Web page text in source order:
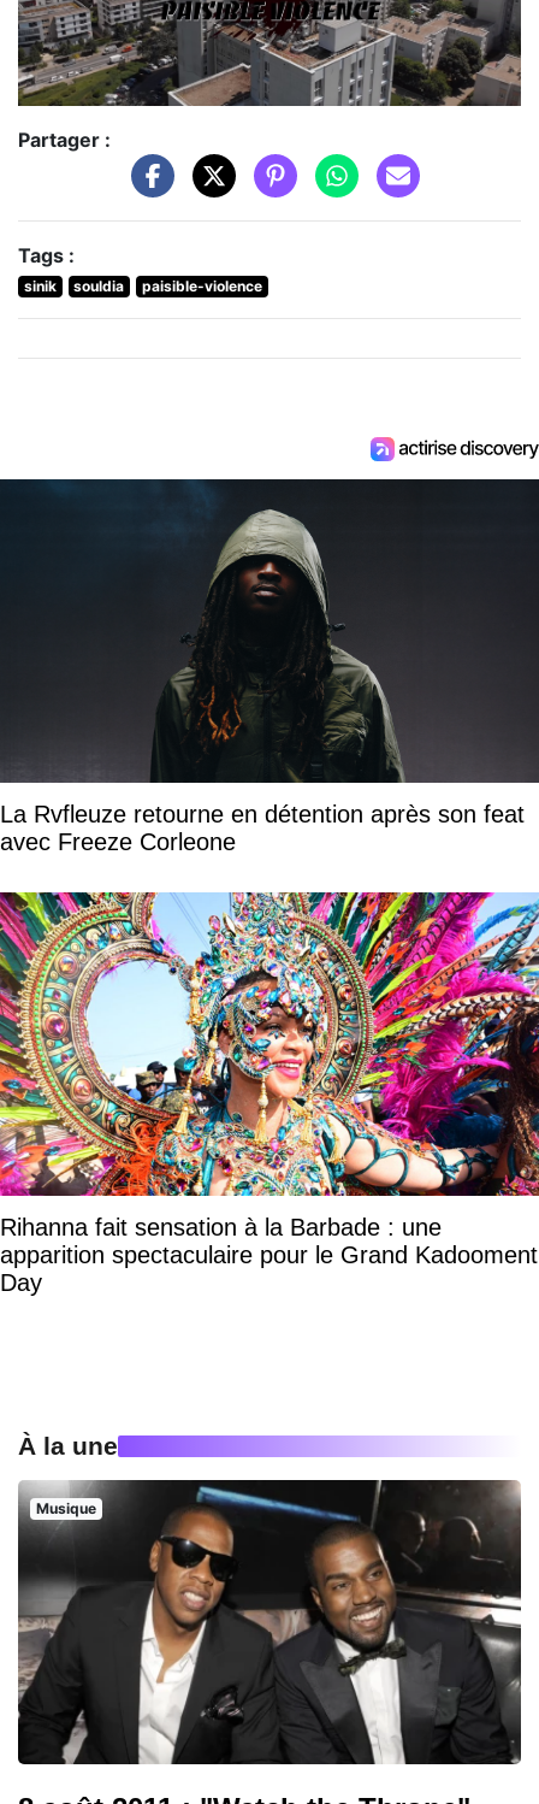
Partager :
Tags :
sinik souldia paisible-violence
La Rvfleuze retourne en détention après son feat
avec Freeze Corleone
Rihanna fait sensation à la Barbade : une
apparition spectaculaire pour le Grand Kadooment
Day
À la une
Musique